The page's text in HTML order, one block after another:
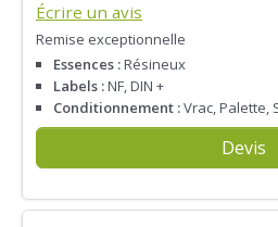
Écrire un avis
Remise exceptionnelle
Essences :Résineux
Labels :NF, DIN +
Conditionnement :Vrac, Palette,
Devis